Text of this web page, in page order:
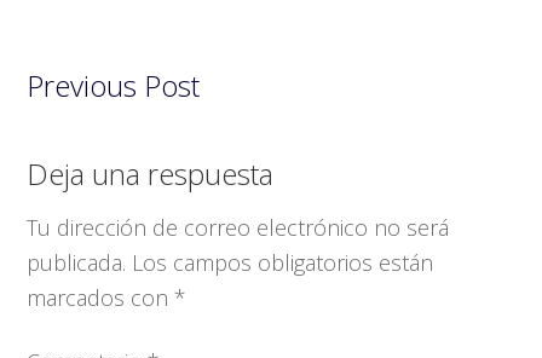
Previous Post
Interacciones
con
los
lectores
Deja una respuesta
Tu dirección de correo electrónico no será
publicada. Los campos obligatorios están
marcados con*